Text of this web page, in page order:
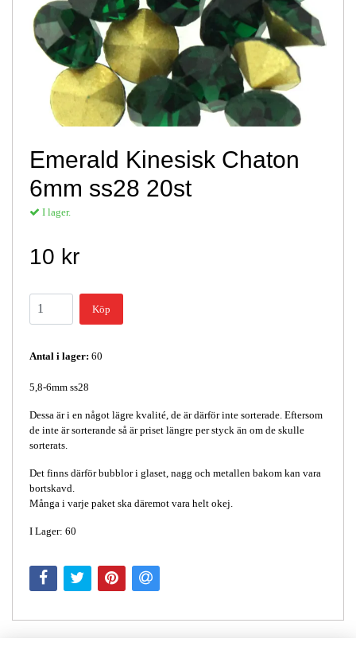
Emerald Kinesisk Chaton
6mm ss28 20st
I lager.
10 kr
Köp
Antal i lager: 60
5,8-6mm ss28
Dessa är i en något lägre kvalité, de är därför inte sorterade. Eftersom
de inte är sorterande så är priset längre per styck än om de skulle
sorterats.
Det finns därför bubblor i glaset, nagg och metallen bakom kan vara
bortskavd.
Många i varje paket ska däremot vara helt okej.
I Lager: 60